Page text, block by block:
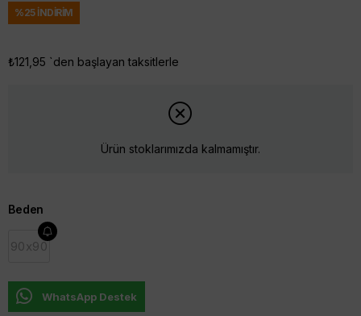
%25İNDIRIM
₺121,95 `den başlayan taksitlerle
Ürün stoklarımızda kalmamıştır.
Beden
90x90
WhatsApp Destek